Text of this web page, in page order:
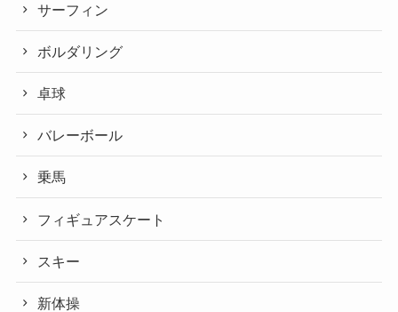
サーフィン
ボルダリング
卓球
バレーボール
乗馬
フィギュアスケート
スキー
新体操